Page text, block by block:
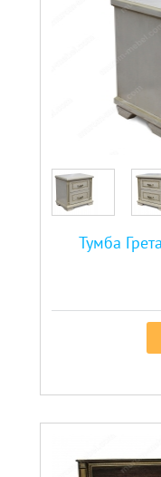
Тумба